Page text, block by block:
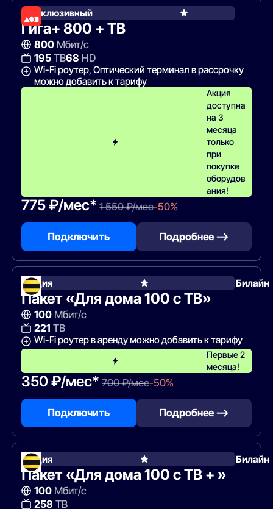
Эксклюзивный
Гига+ 800 + ТВ
800Мбит/с
195ТВ68 HD
Wi-Fi роутер, Оптический терминал в рассрочку
можно добавить к тарифу
Акция
доступна
на 3
месяца
только
при
покупке
оборудов
ания!
775 ₽/мес* 1 550 ₽/мес-50%
Подключить Подробнее —>
Акция Билайн
Пакет «Для дома 100 с ТВ»
100Мбит/с
221 ТВ
Wi-Fi роутер в аренду можно добавить к тарифу
Первые 2
месяца!
350 ₽/мес* 700 ₽/мес-50%
Подключить Подробнее —>
Акция Билайн
Пакет «Для дома 100 с ТВ + »
100Мбит/с
258 ТВ